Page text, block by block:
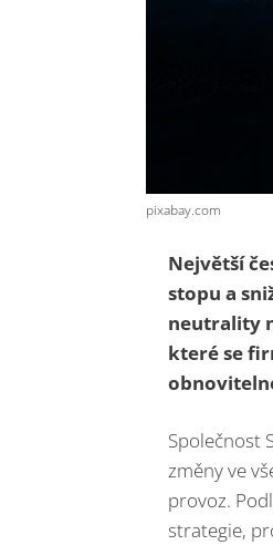
pixabay.com
Největší
stopu a
neutrality
které se
Společnost
změny ve
provoz.
strategie,